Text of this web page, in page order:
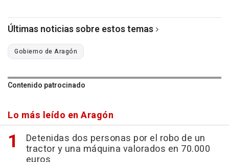
Últimas noticias sobre estos temas
Gobierno de Aragón
Contenido patrocinado
Lo más leído en Aragón
Detenidas dos personas por el robo de un
tractor y una máquina valorados en 70.000